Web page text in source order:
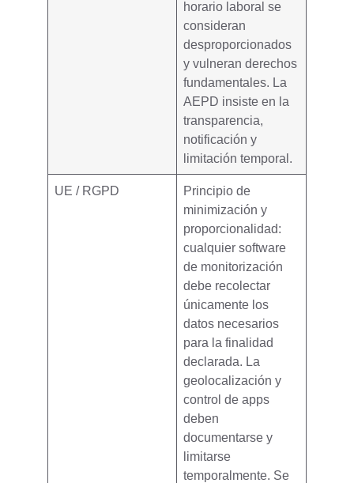
horario laboral se
consideran
desproporcionados
y vulneran derechos
fundamentales. La
AEPD insiste en la
transparencia,
notificación y
limitación temporal.
UE / RGPD
Principio de
minimización y
proporcionalidad:
cualquier software
de monitorización
debe recolectar
únicamente los
datos necesarios
para la finalidad
declarada. La
geolocalización y
control de apps
deben
documentarse y
limitarse
temporalmente. Se